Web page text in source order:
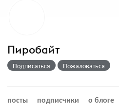
Пиробайт
Подписаться Пожаловаться
посты подписчики о блоге